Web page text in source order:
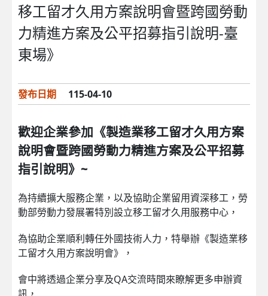
移工留才久用方案說明會暨跨國勞動
力精進方案及公平招募指引說明-臺
東場》
發布日期 115-04-10
歡迎企業參加《製造業移工留才久用方案
說明會暨跨國勞動力精進方案及公平招募
指引說明》~
為持續擴大服務企業，以及協助企業留用資深移工，勞
動部勞動力發展署特別設立移工留才久用服務中心，
為協助企業順利轉任外國技術人力，特舉辦《製造業移
工留才久用方案說明會》，
會中將透過企業分享及QA交流時間來瞭解更多申辦資